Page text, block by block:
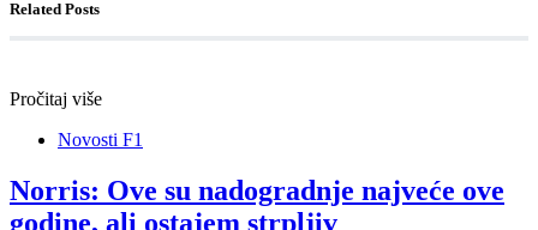
Related Posts
Pročitaj više
Novosti F1
Norris: Ove su nadogradnje najveće ove
godine, ali ostajem strpljiv